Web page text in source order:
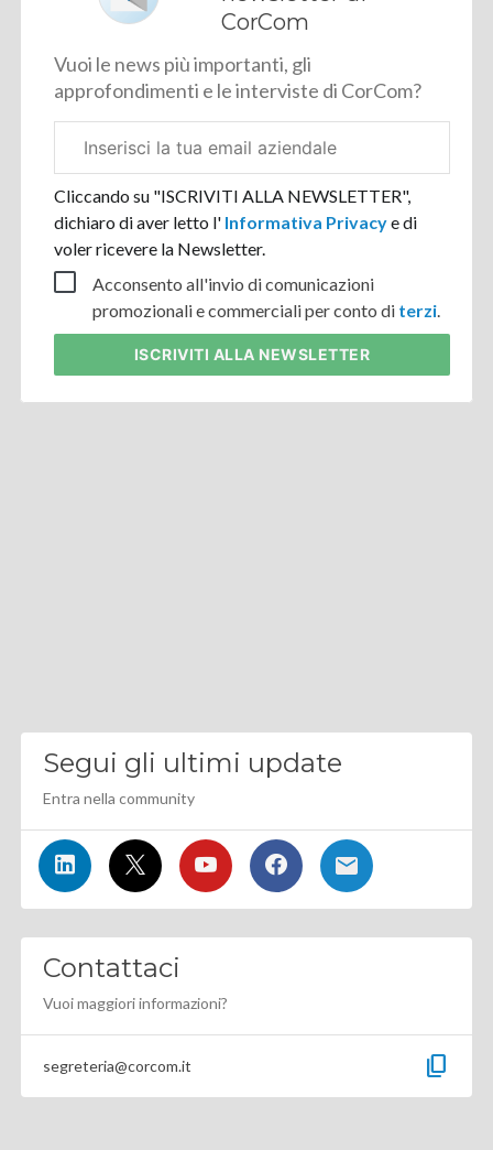
CorCom
Vuoi le news più importanti, gli
approfondimenti e le interviste di CorCom?
aziendale
Cliccando su "ISCRIVITI ALLA NEWSLETTER",
dichiaro di aver letto l' Informativa Privacye di
voler ricevere la Newsletter.
Acconsento all'invio di comunicazioni
promozionali e commerciali per conto di terzi.
ISCRIVITI ALLA NEWSLETTER
Segui gli ultimi update
Entra nella community
Contattaci
Vuoi maggiori informazioni?
segreteria@corcom.it content_copy